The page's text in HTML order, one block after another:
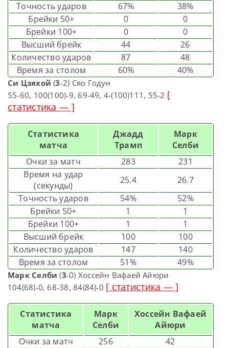
Точность ударов
67%
38%
Брейки 50+
0
0
Брейки 100+
0
0
Высший брейк
44
26
Количество ударов
87
48
Время за столом
60% 40%
Си Цзяхой (3-2) Сяо Годун
55-60, 100(100)-9, 69-49, 4-(100)111, 55-2 [
статистика — ]
Статистика
матча
Джадд
Трамп
Марк
Селби
Очки за матч
283
231
Время на удар
(секунды)
25.4
26.7
Точность ударов
54%
52%
Брейки 50+
1
1
Брейки 100+
1
1
Высший брейк
100
100
Количество ударов
147
140
Время за столом
51% 49%
Марк Селби (3-0) Хоссейн Вафаей Айюри
104(68)-0, 68-38, 84(84)-0 [ статистика — ]
Статистика
матча
Марк
Селби
Хоссейн Вафаей
Айюри
Очки за матч
256
42